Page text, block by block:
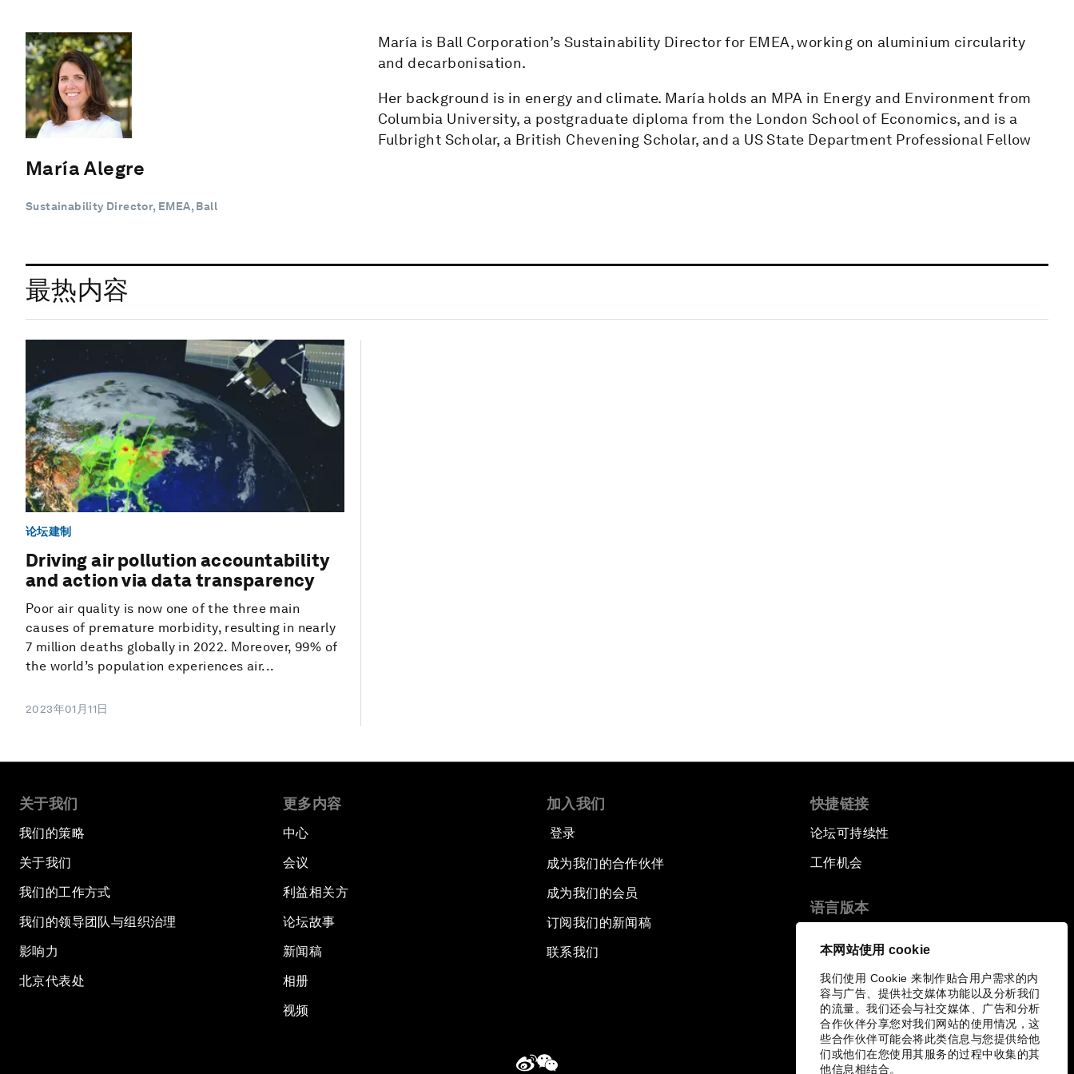
本网站使用 cookie
我们使用 Cookie 来制作贴合用户需求的内
容与广告、提供社交媒体功能以及分析我们
的流量。我们还会与社交媒体、广告和分析
合作伙伴分享您对我们网站的使用情况，这
些合作伙伴可能会将此类信息与您提供给他
们或他们在您使用其服务的过程中收集的其
他信息相结合。
María Alegre
Sustainability Director, EMEA, Ball
María is Ball Corporation’s Sustainability Director for EMEA, working on aluminium circularity
and decarbonisation.
Her background is in energy and climate. María holds an MPA in Energy and Environment from
Columbia University, a postgraduate diploma from the London School of Economics, and is a
Fulbright Scholar, a British Chevening Scholar, and a US State Department Professional Fellow
最热内容
论坛建制
Driving air pollution accountability
and action via data transparency
Poor air quality is now one of the three main
causes of premature morbidity, resulting in nearly
7 million deaths globally in 2022. Moreover, 99% of
the world’s population experiences air...
2023年01月11日
关于我们
我们的策略
关于我们
我们的工作方式
我们的领导团队与组织治理
影响力
北京代表处
更多内容
中心
会议
利益相关方
论坛故事
新闻稿
相册
视频
加入我们
登录
成为我们的合作伙伴
成为我们的会员
订阅我们的新闻稿
联系我们
快捷链接
论坛可持续性
工作机会
语言版本